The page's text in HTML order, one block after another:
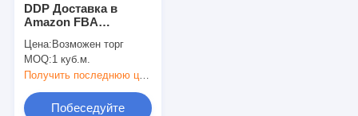
DDP Доставка в
Amazon FBA
Международные
Морские и
Авиаперевозки
Цена: Возможен торг
MOQ:1 куб.м.
Получить последнюю цену
Побеседуйте